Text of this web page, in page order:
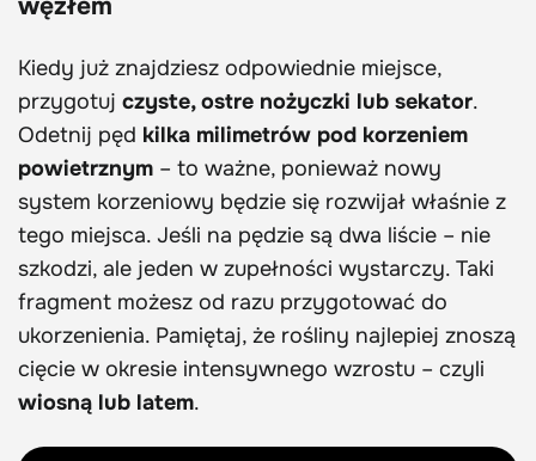
Kiedy już znajdziesz odpowiednie miejsce,
przygotuj czyste, ostre nożyczki lub sekator.
Odetnij pęd kilka milimetrów pod korzeniem
powietrznym – to ważne, ponieważ nowy
system korzeniowy będzie się rozwijał właśnie z
tego miejsca. Jeśli na pędzie są dwa liście – nie
szkodzi, ale jeden w zupełności wystarczy. Taki
fragment możesz od razu przygotować do
ukorzenienia. Pamiętaj, że rośliny najlepiej znoszą
cięcie w okresie intensywnego wzrostu – czyli
wiosną lub latem.